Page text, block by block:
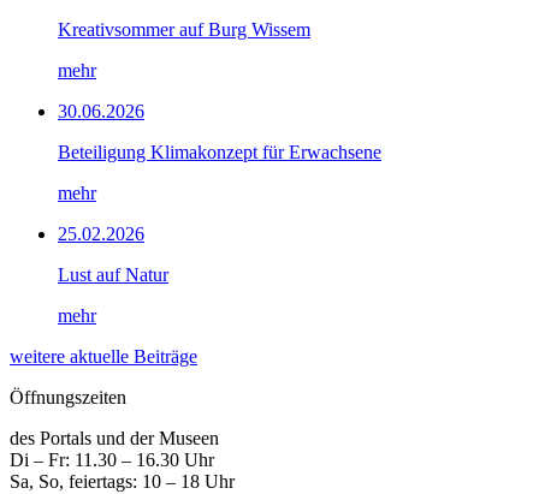
Kreativsommer auf Burg Wissem
mehr
30.06.2026
Beteiligung Klimakonzept für Erwachsene
mehr
25.02.2026
Lust auf Natur
mehr
weitere aktuelle Beiträge
Öffnungszeiten
des Portals und der Museen
Di – Fr: 11.30 – 16.30 Uhr
Sa, So, feiertags: 10 – 18 Uhr